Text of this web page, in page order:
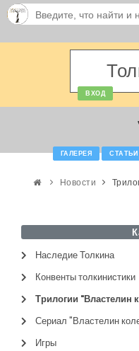
ВХОД
ГАЛЕРЕЯ СТАТЬИ
Новости
Наследие Толкина
Конвенты толкинистики
Трилогии "Властелин
Сериал "Властелин
Игры